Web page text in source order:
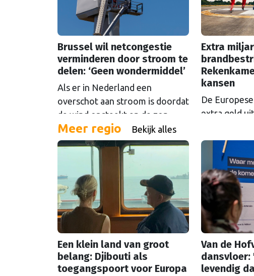
Brussel wil netcongestie
verminderen door stroom te
delen: ‘Geen wondermiddel’
Als er in Nederland een
overschot aan stroom is doordat
de wind opsteekt en de zon
schijnt, loont het om die stroom
te delen. Maar Europese
plannen om dat mogelijk te
maken stuiten op kritiek.
Extra
kansen
De
extra geld
Maar dat
even goed
Europese
Meer regio Bekijk alles
Een klein land van groot
belang: Djibouti als
toegangspoort voor Europa
Van de
dansvloer:
levendig